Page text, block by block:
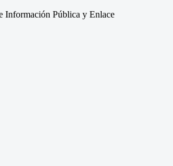
Pública y Enlace